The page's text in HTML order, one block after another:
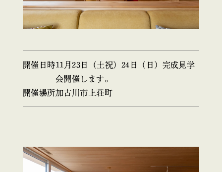
開催日時11月23日（土祝）24日（日）完成見学
会開催します。
開催場所加古川市上荘町